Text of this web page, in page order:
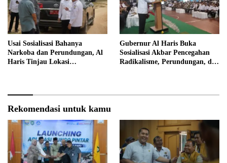
Usai Sosialisasi Bahanya
Narkoba dan Perundungan, Al
Haris Tinjau Lokasi
Gubernur Al Haris Buka
Sosialisasi Akbar Pencegahan
Radikalisme, Perundungan, dan
Rekomendasi untuk kamu